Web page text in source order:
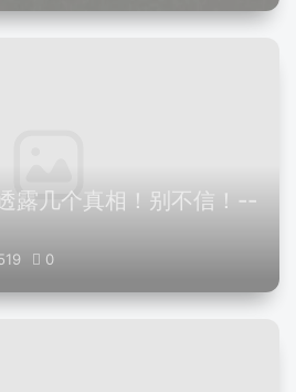
露几个真相！别不信！--
0